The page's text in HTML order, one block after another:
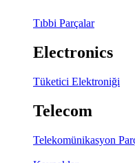
Tıbbi Parçalar
Electronics
Tüketici Elektroniği
Telecom
Telekomünikasyon